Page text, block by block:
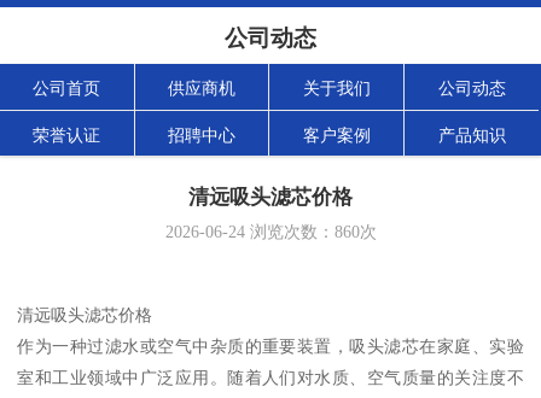
公司动态
公司首页 供应商机 关于我们 公司动态
荣誉认证 招聘中心 客户案例 产品知识
清远吸头滤芯价格
2026-06-24浏览次数： 860次
清远吸头滤芯价格
作为一种过滤水或空气中杂质的重要装置，吸头滤芯在家庭、实验
室和工业领域中广泛应用。随着人们对水质、空气质量的关注度不